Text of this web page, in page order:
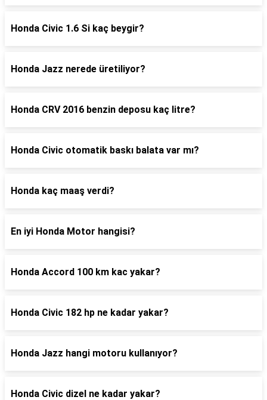
Honda Civic 1.6 Si kaç beygir?
Honda Jazz nerede üretiliyor?
Honda CRV 2016 benzin deposu kaç litre?
Honda Civic otomatik baskı balata var mı?
Honda kaç maaş verdi?
En iyi Honda Motor hangisi?
Honda Accord 100 km kac yakar?
Honda Civic 182 hp ne kadar yakar?
Honda Jazz hangi motoru kullanıyor?
Honda Civic dizel ne kadar yakar?